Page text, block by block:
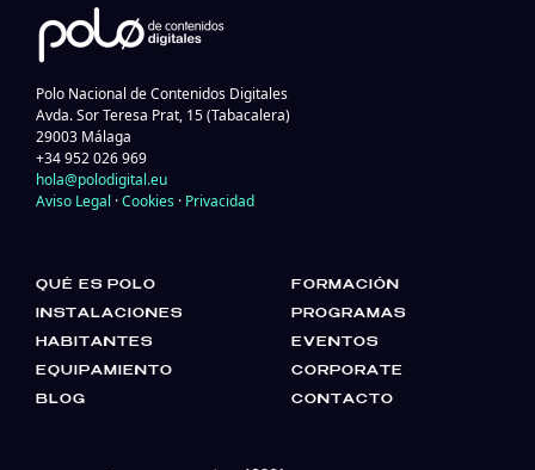
Polo Nacional de Contenidos Digitales
Avda. Sor Teresa Prat, 15 (Tabacalera)
29003 Málaga
+34 952 026 969
hola@polodigital.eu
Aviso Legal ·Cookies · Privacidad
QUÉ ES POLO
INSTALACIONES
HABITANTES
EQUIPAMIENTO
BLOG
FORMACIÓN
PROGRAMAS
EVENTOS
CORPORATE
CONTACTO